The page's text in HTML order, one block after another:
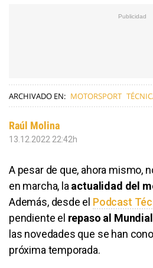
ARCHIVADO EN: MOTORSPORT
Raúl Molina
13.12.2022 22:42h
A pesar de que, ahora mismo,
en marcha, la actualidad del
Además, desde el Podcast
pendiente el repaso al
las novedades que se han
próxima temporada.